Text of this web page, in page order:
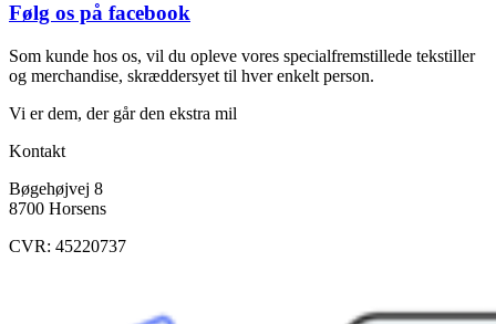
Følg os på facebook
Som kunde hos os, vil du opleve vores specialfremstillede tekstiller
og merchandise, skræddersyet til hver enkelt person.
Vi er dem, der går den ekstra mil
Kontakt
Bøgehøjvej 8
8700 Horsens
CVR: 45220737